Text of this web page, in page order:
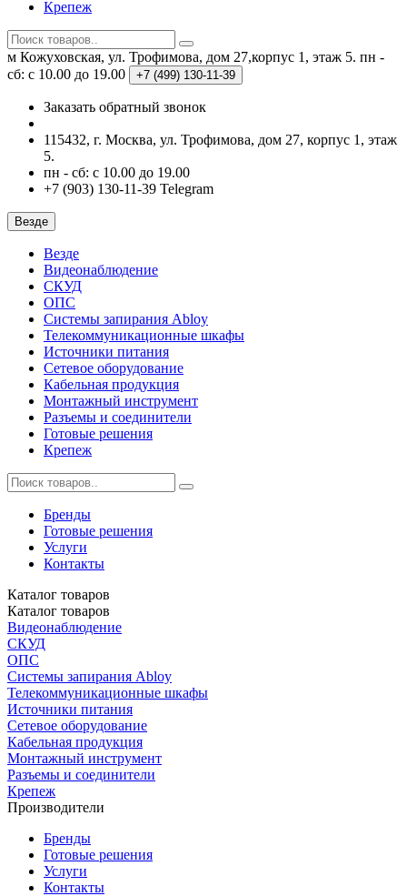
Крепеж
м Кожуховская, ул. Трофимова, дом 27,корпус 1, этаж 5. пн -
сб: с 10.00 до 19.00
+7 (499) 130-11-39
Заказать обратный звонок
115432, г. Москва, ул. Трофимова, дом 27, корпус 1, этаж
5.
пн - сб: с 10.00 до 19.00
+7 (903) 130-11-39 Telegram
Везде
Везде
Видеонаблюдение
СКУД
ОПС
Системы запирания Abloy
Телекоммуникационные шкафы
Источники питания
Сетевое оборудование
Кабельная продукция
Монтажный инструмент
Разъемы и соединители
Готовые решения
Крепеж
Бренды
Готовые решения
Услуги
Контакты
Каталог товаров
Каталог товаров
Видеонаблюдение
СКУД
ОПС
Системы запирания Abloy
Телекоммуникационные шкафы
Источники питания
Сетевое оборудование
Кабельная продукция
Монтажный инструмент
Разъемы и соединители
Крепеж
Производители
Бренды
Готовые решения
Услуги
Контакты